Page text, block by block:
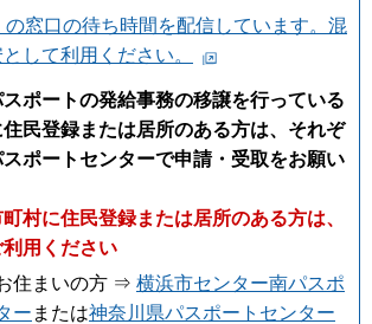
の窓口の待ち時間を配信しています。混
して利用ください。
ポートの発給事務の移譲を行っている
民登録または居所のある方は、それぞ
ポートセンターで申請・受取をお願い
村に住民登録または居所のある方は、
用ください
住まいの方 ⇒ 横浜市センター南パスポ
ー または神奈川県パスポートセンター